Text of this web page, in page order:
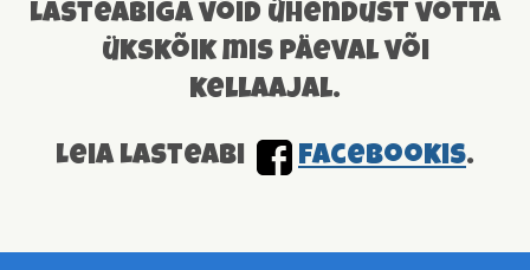
Lasteabiga võid ühendust võtta
ükskõik mis päeval või
kellaajal.
Leia Lasteabi facebookis.